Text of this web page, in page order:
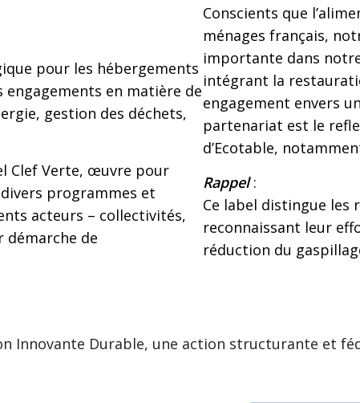
pour les hébergements
en matière de
gestion des déchets,
Clef Verte, œuvre pour
programmes et
acteurs – collectivités,
démarche de
Conscients que
ménages français,
importante dans
intégrant la
engagement envers
partenariat est le
d’Ecotable,
Rappel:
Ce label distingue les
reconnaissant leur
réduction du
Innovante Durable, une action structurante et